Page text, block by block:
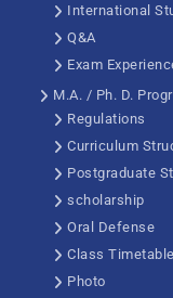
International
Q&A
Exam
M.A. / Ph. D.
Regulations
Curriculum
Postgraduate
scholarship
Oral Defense
Class
Photo